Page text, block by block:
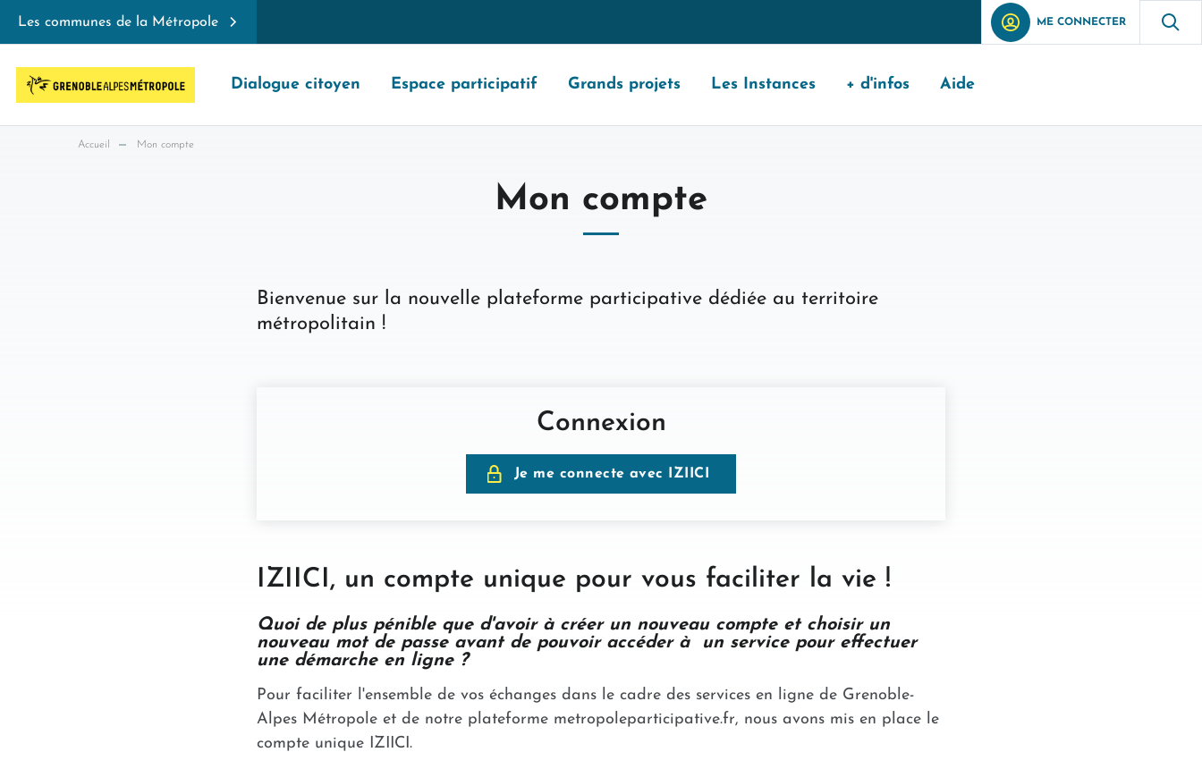
Les communes de la Métropole
ME CONNECTER
Dialogue citoyen Espace participatif Grands projets Les Instances + d'infos Aide
Accueil Mon compte
Mon compte
Bienvenue sur la nouvelle plateforme participative dédiée au territoire
métropolitain !
Connexion
Je me connecte avec IZIICI
IZIICI, un compte unique pour vous faciliter la vie !
Quoi de plus pénible que d'avoir à créer un nouveau compte et choisir un
nouveau mot de passe avant de pouvoir accéder à un service pour effectuer
une démarche en ligne ?
Pour faciliter l'ensemble de vos échanges dans le cadre des services en ligne de Grenoble-
Alpes Métropole et de notre plateforme metropoleparticipative.fr, nous avons mis en place le
compte unique IZIICI.